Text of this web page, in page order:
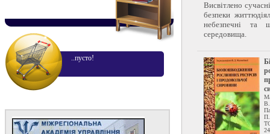
..пусто!
Висвітлено
безпеки
небезпечні та
середовища.
П.